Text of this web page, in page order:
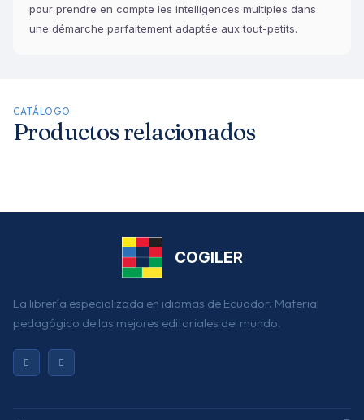
pour prendre en compte les intelligences multiples dans
une démarche parfaitement adaptée aux tout-petits.
CATÁLOGO
Productos relacionados
COGILER
La librería especializada en idiomas de Ecuador. Material
pedagógico de las mejores editoriales del mundo.